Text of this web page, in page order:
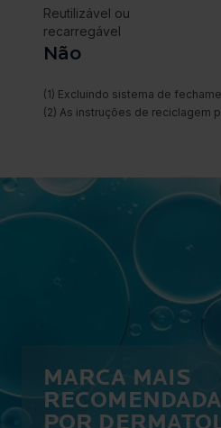
MARCA MAIS
RECOMENDADA